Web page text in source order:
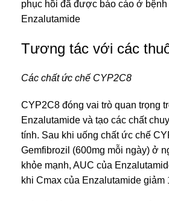
phục hồi đã được báo cáo ở
Enzalutamide
Tương tác với các
Các chất ức chế CYP2C8
CYP2C8 đóng vai trò quan trọng
Enzalutamide và tạo các chất
tính. Sau khi uống chất ức chế
Gemfibrozil (600mg mỗi ngày) ở
khỏe mạnh, AUC của
khi Cmax của Enzalutamide giảm